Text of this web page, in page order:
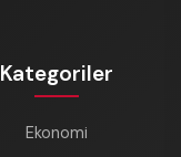
Kategoriler
Ekonomi